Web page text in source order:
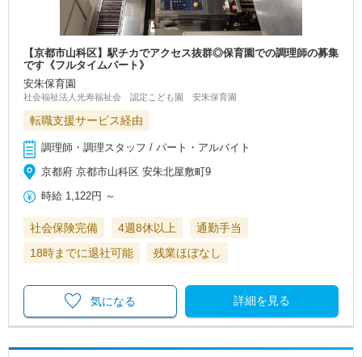
【京都市山科区】駅チカでアクセス抜群◎保育園での調理師の募集
です《フルタイムパート》
安朱保育園
社会福祉法人光寿福祉会 認定こども園 安朱保育園
転職支援サービス経由
調理師・調理スタッフ / パート・アルバイト
京都府 京都市山科区 安朱北屋敷町9
時給 1,122円 ～
社会保険完備 4週8休以上
通勤手当
18時までに退社可能
残業ほぼなし
詳細を見る
気になる